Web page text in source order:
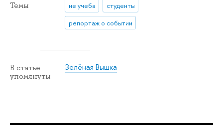
Темы не учеба
студенты
репортаж о событии
В статье
упомянуты
Зелёная Вышка